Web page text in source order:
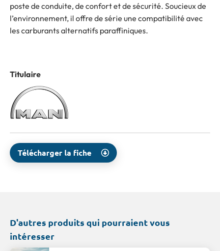
poste de conduite, de confort et de sécurité. Soucieux de
l’environnement, il offre de série une compatibilité avec
les carburants alternatifs paraffiniques.
Titulaire
Télécharger la fiche
D'autres produits qui pourraient vous
intéresser